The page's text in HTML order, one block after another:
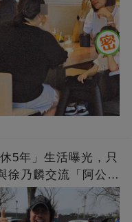
5年」生活曝光，只
徐乃麟交流「阿公